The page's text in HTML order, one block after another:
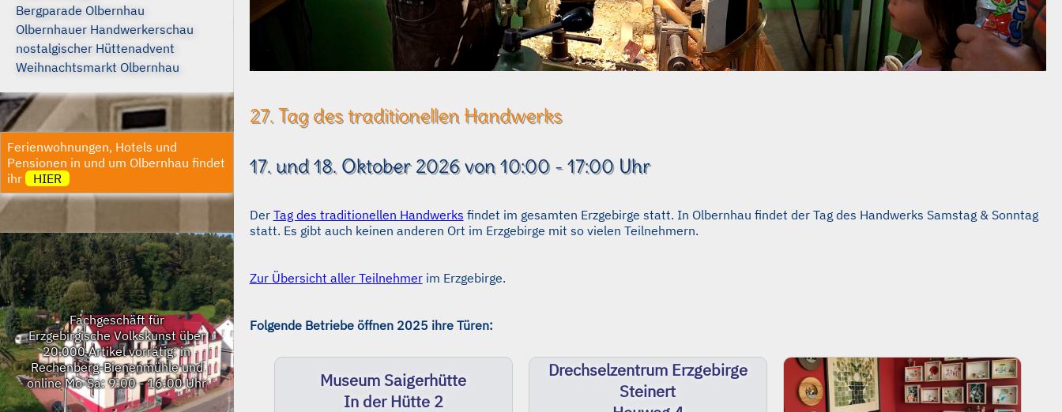
Bergparade Olbernhau
Olbernhauer Handwerkerschau
nostalgischer Hüttenadvent
Weihnachtsmarkt Olbernhau
Ferienwohnungen, Hotels und
Pensionen in und um Olbernhau findet
ihr
HIER
Fachgeschäft für
Erzgebirgische Volkskunst über
20.000 Artikel vorrätig: in
Rechenberg-Bienenmühle und
online Mo-Sa: 9:00 - 16:00 Uhr
27. Tag des traditionellen Handwerks
17. und 18. Oktober 2026 von 10:00 - 17:00 Uhr
Der Tag des traditionellen Handwerks findet im gesamten Erzgebirge statt. In Olbernhau findet der Tag des Handwerks Samstag & Sonntag
statt. Es gibt auch keinen anderen Ort im Erzgebirge mit so vielen Teilnehmern.
Zur Übersicht aller Teilnehmerim Erzgebirge.
Folgende Betriebe öffnen 2025 ihre Türen:
Museum Saigerhütte
In der Hütte 2
Drechselzentrum Erzgebirge
Steinert